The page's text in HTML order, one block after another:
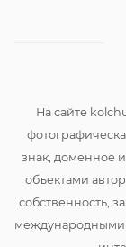
На сайте
знак, доменное
объектами
собственность,
международными